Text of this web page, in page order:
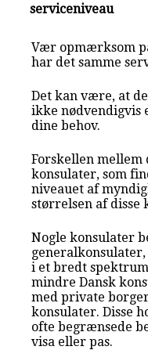
serviceniveau
Vær opmærksom
har det samme
Det kan være, at
ikke nødvendigvis
dine behov.
Forskellen mellem
konsulater, som
niveauet af
størrelsen af disse
Nogle konsulater
i et bredt
mindre Dansk
med private
konsulater. Disse
ofte begrænsede
visa eller pas.